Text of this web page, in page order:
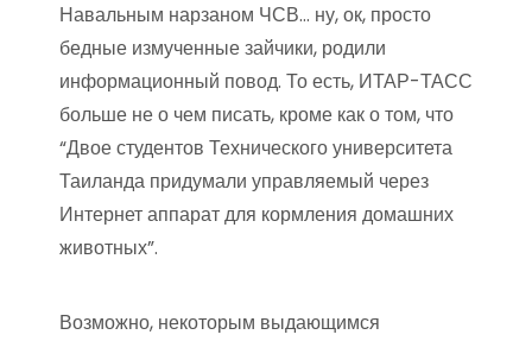
Навальным нарзаном ЧСВ… ну, ок, просто
бедные измученные зайчики, родили
информационный повод. То есть, ИТАР-ТАСС
больше не о чем писать, кроме как о том, что
“Двое студентов Технического университета
Таиланда придумали управляемый через
Интернет аппарат для кормления домашних
животных”.
Возможно, некоторым выдающимся